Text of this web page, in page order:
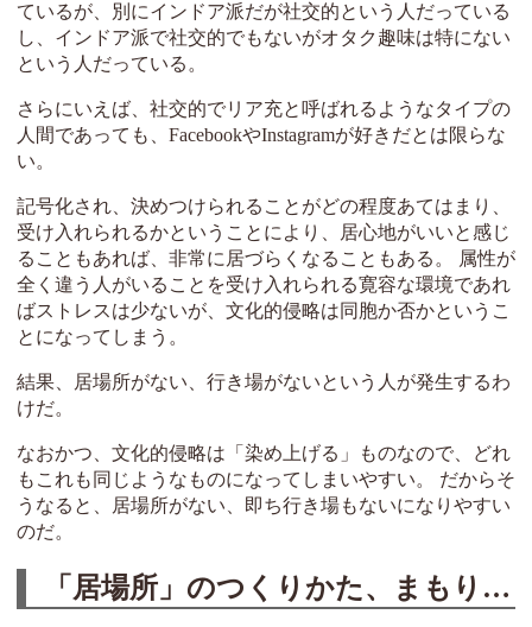
ているが、別にインドア派だが社交的という人だっている
し、インドア派で社交的でもないがオタク趣味は特にない
という人だっている。
さらにいえば、社交的でリア充と呼ばれるようなタイプの
人間であっても、FacebookやInstagramが好きだとは限らな
い。
記号化され、決めつけられることがどの程度あてはまり、
受け入れられるかということにより、居心地がいいと感じ
ることもあれば、非常に居づらくなることもある。 属性が
全く違う人がいることを受け入れられる寛容な環境であれ
ばストレスは少ないが、文化的侵略は同胞か否かというこ
とになってしまう。
結果、居場所がない、行き場がないという人が発生するわ
けだ。
なおかつ、文化的侵略は「染め上げる」ものなので、どれ
もこれも同じようなものになってしまいやすい。 だからそ
うなると、居場所がない、即ち行き場もないになりやすい
のだ。
「居場所」のつくりかた、まもりかた